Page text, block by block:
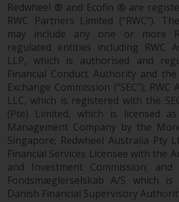
Die auf dieser Website
enthaltenen
werden so wie sie sind
Verfügung gestellt,
Vorankündigung
werden und es wird
Garantie hinsichtlich
Genauigkeit,
Eignung für einen
Zweck übernommen.
hat seine eigenen
Meinungen auf dieser
(oder denen seiner
Redwheel ® and Ecofin ® are
RWC Partners Limited (“RWC”).
may include any one or more
regulated entities including RWC
LLP, which is authorised and
Financial Conduct Authority and
Exchange Commission (“SEC”); RWC
LLC, which is registered with the
(Pte) Limited, which is licensed
Management Company by the
Singapore; Redwheel Australia Pty
Financial Services Licensee with the
and Investment Commission; and
Fondsmæglerselskab A/S which
Danish Financial Supervisory